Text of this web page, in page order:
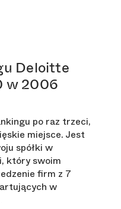
Deloitte
w 2006
po raz trzeci,
miejsce. Jest
spółki w
który swoim
firm z 7
w